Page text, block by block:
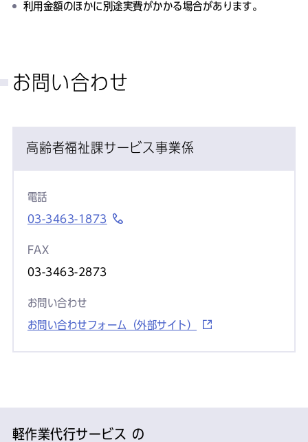
利用金額のほかに別途実費がかかる場合があります。
お問い合わせ
高齢者福祉課サービス事業係
電話
03-3463-1873
FAX
03-3463-2873
お問い合わせ
お問い合わせフォーム（外部サイト）
軽作業代行サービス の